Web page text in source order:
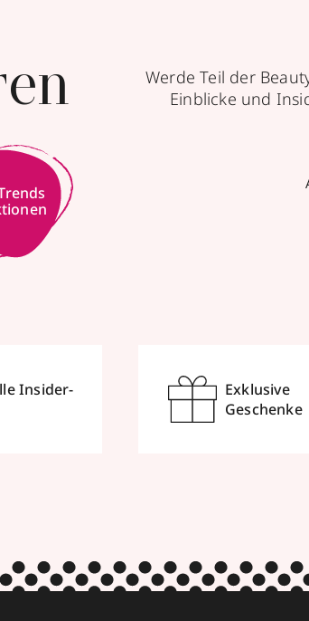
Werde Teil der
Einblicke und
Insider-
Exklusive
Geschenke